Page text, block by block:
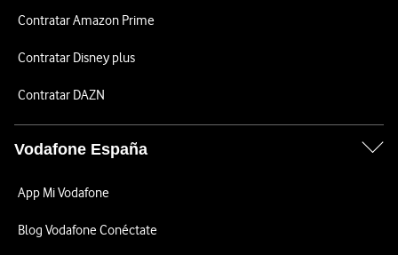
Contratar Amazon Prime
Contratar Disney plus
Contratar DAZN
Vodafone España
App Mi Vodafone
Blog Vodafone Conéctate